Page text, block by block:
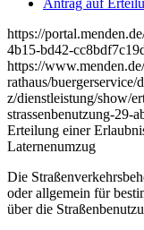
https://
4b15-bd42-
https://
rathaus/buergerservice/
z/dienstleistung/show/
strassenbenutzung-29-
Erteilung einer
Laternenumzug
Die
oder allgemein für
über die